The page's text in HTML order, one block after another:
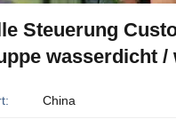
Steuerung
wasserdicht /
China